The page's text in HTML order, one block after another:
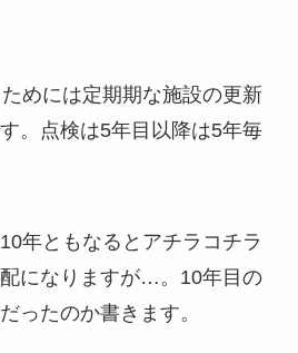
めには定期期な施設の更新
。点検は5年目以降は5年毎
年ともなるとアチラコチラ
になりますが…。10年目の
ったのか書きます。